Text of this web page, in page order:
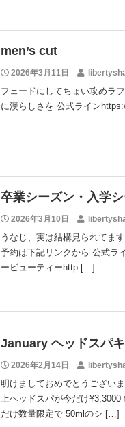
men’s cut
2026年3月11日
フェードにしてちょい攻めラ
に漢らしさを 公式ライン
卒業シーズン・入学
2026年3月10日
うなじ、実は結構見られてま
予約は下記リンクから 公式ラ
ービューティーhttp […]
January ヘッドスパ
2026年2月14日
明けましておめでとうござい
上ヘッドスパが今だけ
だけ数量限定で 50mlのシ […]